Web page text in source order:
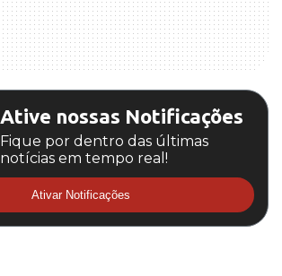
Ative nossas Notificações
Fique por dentro das últimas
notícias em tempo real!
Ativar Notificações